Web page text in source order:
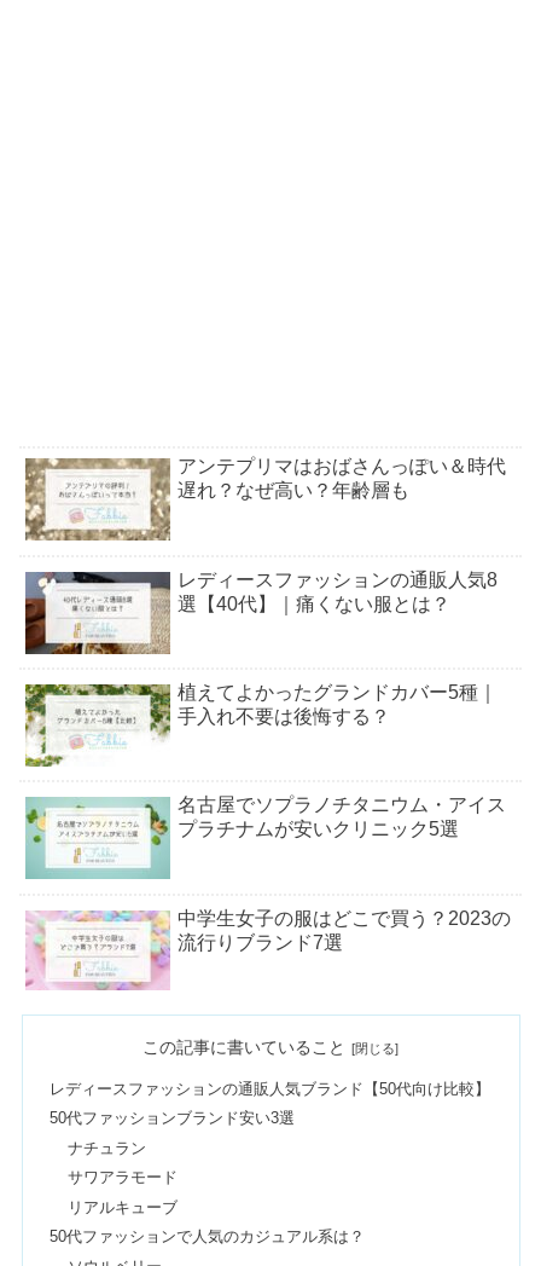
アンテプリマはおばさんっぽい＆時代
遅れ？なぜ高い？年齢層も
レディースファッションの通販人気8
選【40代】｜痛くない服とは？
植えてよかったグランドカバー5種｜
手入れ不要は後悔する？
名古屋でソプラノチタニウム・アイス
プラチナムが安いクリニック5選
中学生女子の服はどこで買う？2023の
流行りブランド7選
層・評判まとめ
この記事に書いていること
レディースファッションの通販人気ブランド【50代向け比較】
50代ファッションブランド安い3選
ナチュラン
サワアラモード
リアルキューブ
50代ファッションで人気のカジュアル系は？